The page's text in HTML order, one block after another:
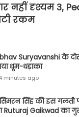
नहीं दृश्यम 3,
रकम
Suryavanshi के
धूम-धड़ाका
minutes ago
सिंह की इस गलती
Ruturaj Gaikwad का